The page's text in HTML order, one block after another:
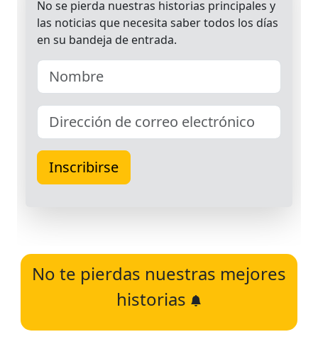
No te pierdas nuestras mejores
historias